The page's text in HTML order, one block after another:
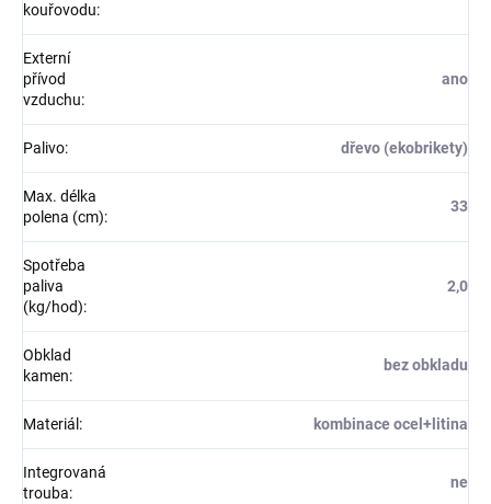
kouřovodu:
Externí
přívod
vzduchu:
ano
Palivo: dřevo (ekobrikety)
Max. délka
polena (cm):
33
Spotřeba
paliva
(kg/hod):
2,0
Obklad
kamen:
bez obkladu
Materiál : kombinace ocel+litina
Integrovaná
trouba:
ne